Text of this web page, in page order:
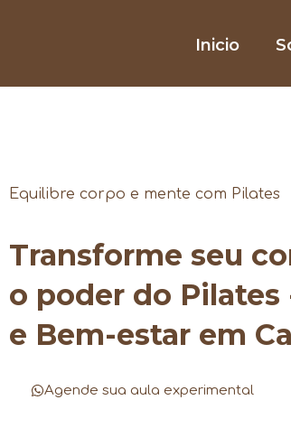
Inicio
Equilibre corpo e mente com Pilates
Transforme seu
o poder do
e Bem-estar em
Agende sua aula experimental